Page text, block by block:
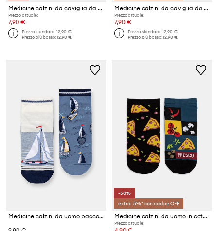
Medicine calzini da caviglia da uomo pacco da 3
Prezzo attuale:
7,90 €
Prezzo standard:12,90 €
Prezzo più basso:12,90 €
Medicine calzini da caviglia da uomo con cotone pacco da 3
Prezzo attuale:
7,90 €
Prezzo standard:12,90 €
Prezzo più basso:12,90 €
Medicine calzini da uomo pacco da 2
-50%
extra -5%* con codice OFF
Medicine calzini da uomo in cotone pacco da 2
Prezzo attuale: